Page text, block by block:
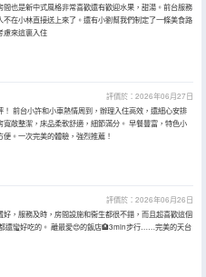
間也是新中式風格非常喜歡還有歡迎水果，甜湯。前台服務
不在小林直接送上來了。還有小劉幫我們制定了一條美食路
慮來這裏入住
評價於：2026年06月27日
！ 前台小許和小車熱情周到，辦理入住高效，還細心安排
寬敞整潔，床品柔軟舒適，細節滿分。 早餐豐富，特色小
。一次完美的體驗，強烈推薦！
評價於：2026年06月26日
好，服務及時，房間設施和衞生都很不錯，而且超喜歡這個
還蠻好吃的。 離最愛😍的飯店🏨3min步行……完美的天台